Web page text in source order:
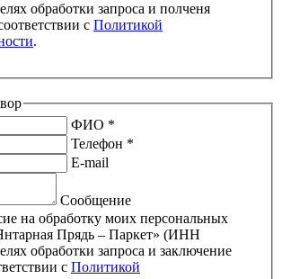
с Политикой
.
ФИО *
Телефон *
E-mail
Сообщение
на обработку моих персональных
Прядь – Паркет» (ИНН
с Политикой